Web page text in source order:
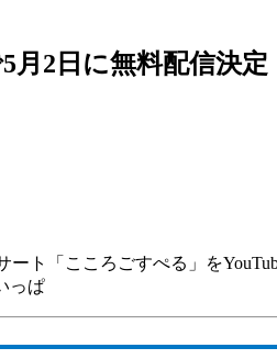
月2日に無料配信決定
ト「こころごすぺる」を
っぱ